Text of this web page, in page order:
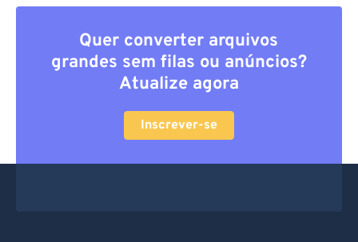
Quer converter arquivos
grandes sem filas ou anúncios?
Atualize agora
Inscrever-se